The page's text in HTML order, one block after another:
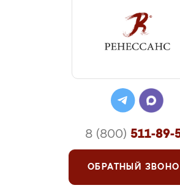
8 (800) 511-89-
ОБРАТНЫЙ